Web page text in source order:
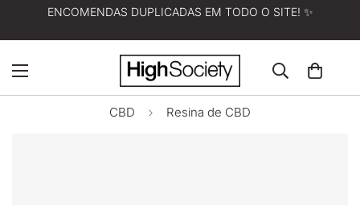
ENCOMENDAS DUPLICADAS EM TODO O SITE! ✨
CBD Resina de CBD